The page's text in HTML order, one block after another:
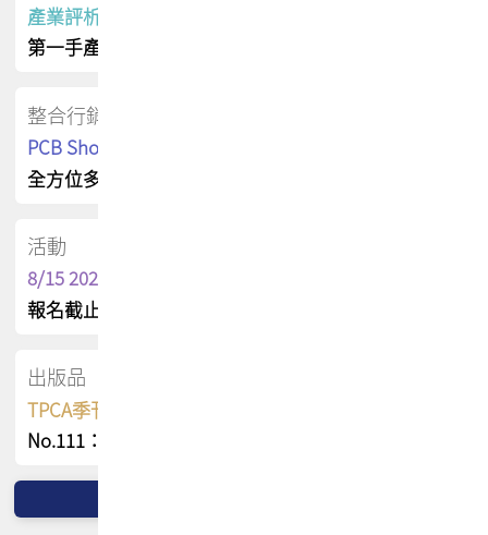
產業評析報告
第一手產業資訊
整合行銷
PCB Shop 採購指南
全方位多元曝光方案
活動
8/15 2026 TPCA健康盃保齡球聯誼賽
報名截止日 : 8/3 活動日期 : 8/15
出版品
TPCA季刊 FREE 線上版
No.111：PCB全球風險布局與韌性